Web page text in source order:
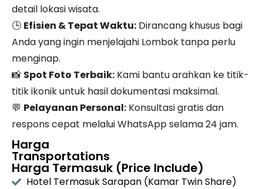
detail lokasi wisata.
🕒 Efisien & Tepat Waktu: Dirancang khusus bagi
Anda yang ingin menjelajahi Lombok tanpa perlu
menginap.
📸 Spot Foto Terbaik: Kami bantu arahkan ke titik-
titik ikonik untuk hasil dokumentasi maksimal.
💬 Pelayanan Personal: Konsultasi gratis dan
respons cepat melalui WhatsApp selama 24 jam.
Harga
Transportations
Harga Termasuk (Price Include)
Hotel Termasuk Sarapan (Kamar Twin Share)